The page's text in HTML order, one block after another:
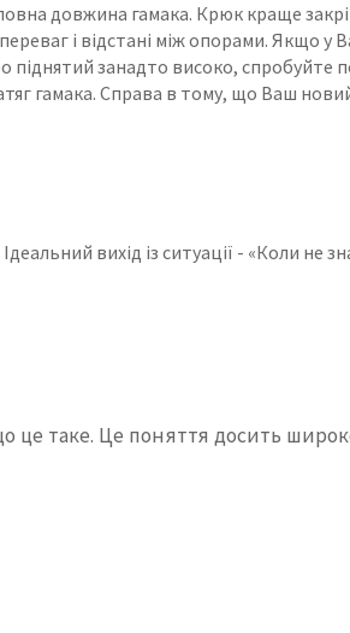
довжина гамака. Крюк краще
і відстані між опорами. Якщо у
піднятий занадто високо,
гамака. Справа в тому, що Ваш
вихід із ситуації - «Коли не
це таке. Це поняття досить